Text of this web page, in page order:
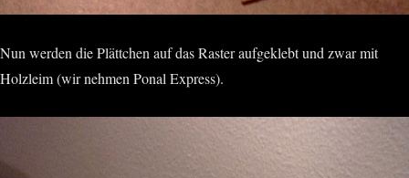
Nun werden die Plättchen auf das Raster aufgeklebt und zwar mit
Holzleim (wir nehmen Ponal Express).